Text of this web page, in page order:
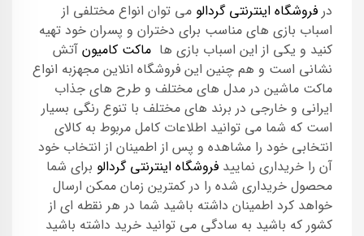
در فروشگاه اینترنتی گردالو می توان انواع مختلفی از
اسباب بازی های مناسب برای دختران و پسران خود تهیه
کنید و یکی از این اسباب بازی ها ماکت کامیون آتش
نشانی است و هم چنین این فروشگاه انلاین مجهزبه انواع
ماکت ماشین در مدل های مختلف و طرح های جذاب
ایرانی و خارجی در برند های مختلف با تنوع رنگی بسیار
است که شما می توانید اطلاعات کامل مربوط به کالای
انتخابی خود را مشاهده و پس از اطمینان از انتخاب خود
آن را خریداری نمایید فروشگاه اینترنتی گردالو برای شما
محصول خریداری شده را در کمترین زمان ممکن ارسال
خواهد کرد اطمینان داشته باشید شما در هر نقطه ای از
کشور که باشید به سادگی می توانید خرید داشته باشید